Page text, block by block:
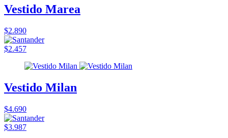
Vestido Marea
$2.890
$2.457
Vestido Milan
$4.690
$3.987